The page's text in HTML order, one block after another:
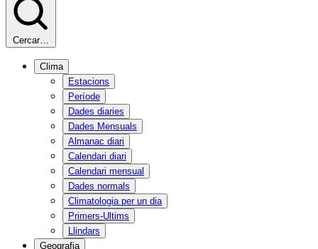
Cercar…
Clima
Estacions
Període
Dades diaries
Dades Mensuals
Almanac diari
Calendari diari
Calendari mensual
Dades normals
Climatologia per un dia
Primers-Ultims
Llindars
Geografia